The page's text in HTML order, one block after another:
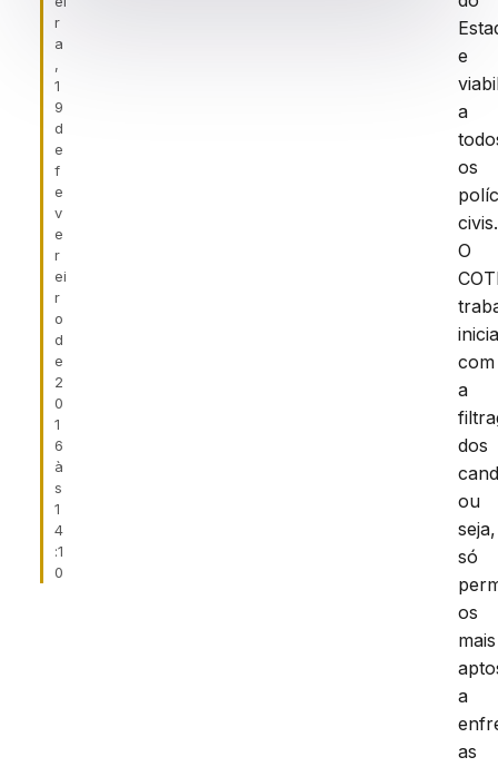
r
a
,
1
9
d
e
f
e
v
e
r
ei
r
o
d
e
2
0
1
6
à
s
1
4
:1
0
e
a
os
civis.
O
com
a
dos
ou
seja,
só
os
mais
a
as